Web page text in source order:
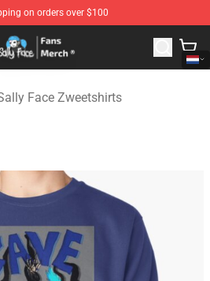
on orders over $100
Sally Face Merchandise Shop
Face Zweetshirts